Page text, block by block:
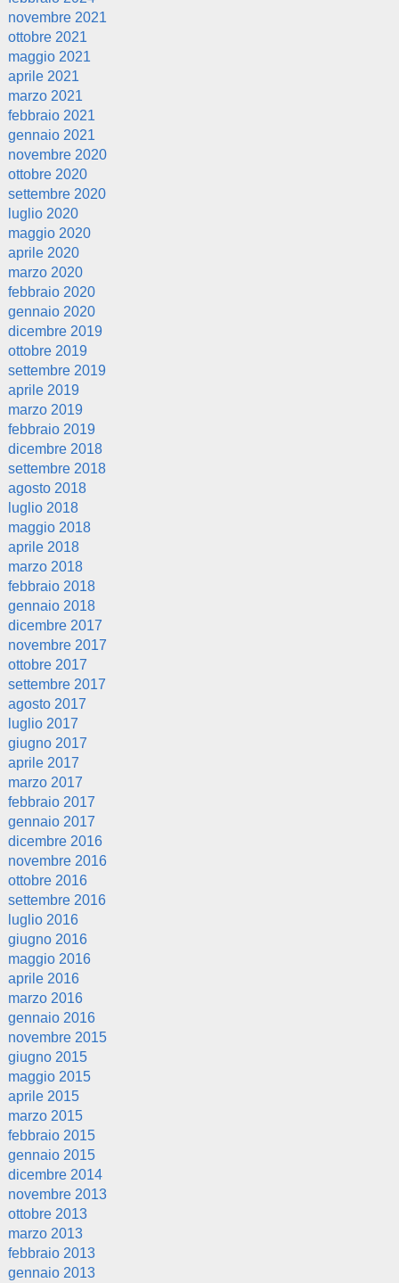
novembre 2021
ottobre 2021
maggio 2021
aprile 2021
marzo 2021
febbraio 2021
gennaio 2021
novembre 2020
ottobre 2020
settembre 2020
luglio 2020
maggio 2020
aprile 2020
marzo 2020
febbraio 2020
gennaio 2020
dicembre 2019
ottobre 2019
settembre 2019
aprile 2019
marzo 2019
febbraio 2019
dicembre 2018
settembre 2018
agosto 2018
luglio 2018
maggio 2018
aprile 2018
marzo 2018
febbraio 2018
gennaio 2018
dicembre 2017
novembre 2017
ottobre 2017
settembre 2017
agosto 2017
luglio 2017
giugno 2017
aprile 2017
marzo 2017
febbraio 2017
gennaio 2017
dicembre 2016
novembre 2016
ottobre 2016
settembre 2016
luglio 2016
giugno 2016
maggio 2016
aprile 2016
marzo 2016
gennaio 2016
novembre 2015
giugno 2015
maggio 2015
aprile 2015
marzo 2015
febbraio 2015
gennaio 2015
dicembre 2014
novembre 2013
ottobre 2013
marzo 2013
febbraio 2013
gennaio 2013